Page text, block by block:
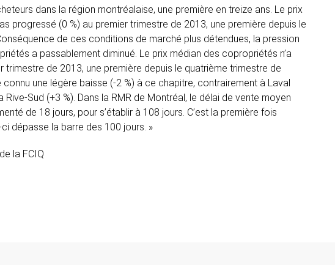
dans la région montréalaise, une première en treize ans. Le prix
progressé (0 %) au premier trimestre de 2013, une première depuis le
de ces conditions de marché plus détendues, la pression
a passablement diminué. Le prix médian des copropriétés n’a
trimestre de 2013, une première depuis le quatrième trimestre de
connu une légère baisse (-2 %) à ce chapitre, contrairement à Laval
Rive-Sud (+3 %). Dans la RMR de Montréal, le délai de vente moyen
de 18 jours, pour s’établir à 108 jours. C’est la première fois
dépasse la barre des 100 jours. »
la FCIQ